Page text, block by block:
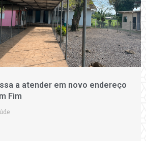
a atender em novo endereço
Fim